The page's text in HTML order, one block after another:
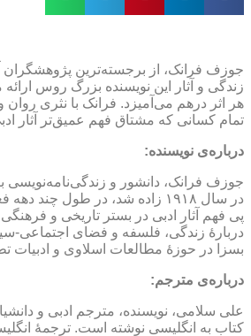
جوزف فرانک، از برجسته‌ترین پژوهشگران
زندگی و آثار این نویسنده بزرگ روس
هر اثر درهم می‌آمیزد. فرانک با نثری
تمام کسانی که مشتاق فهم عمیق‌تر آثار
درباره‌ی نویسنده:
جوزف فرانک، دانشور و
در سال ۱۹۱۸ زاده شد، در
دربارۀ زندگی، فلسفه و فضای اجتماعی-
بسزا در حوزۀ مطالعات اسلاوی و ادبیات تطبیقی
درباره‌ی مترجم:
علی سلامی، نویسنده، مترجم ادبی و
کتاب به انگلیسی نوشته است. ترجمۀ